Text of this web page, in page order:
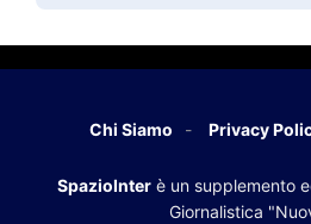
Chi Siamo Privacy
SpazioInter è un supplemento
Giornalistica